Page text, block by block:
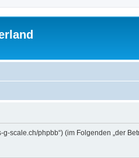
scale.ch/phpbb“) (im Folgenden „der